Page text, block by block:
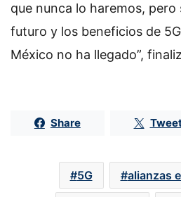
que nunca lo haremos, pero
futuro y los beneficios de
México no ha llegado”,
Share
5G alianzas